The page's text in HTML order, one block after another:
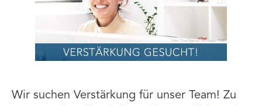
Wir suchen Verstärkung für unser Team! Zu